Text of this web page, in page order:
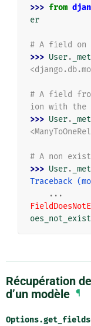
>>> from
er
# A field on
>>> User.
# A field
ion with the
>>> User.
# A non
>>> User.
Traceback
...
Récupération
d’un modèle ¶
Options.get_fields